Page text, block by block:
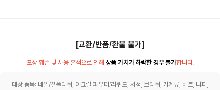
[교환/반품/환불 불가]
포장 훼손 및 사용 흔적으로 인해 상품 가치가 하락한 경우 불가합니다.
대상 품목: 네일/젤폴리쉬, 아크릴 파우더/리퀴드, 서적, 브러쉬, 기계류, 비트, 니퍼,